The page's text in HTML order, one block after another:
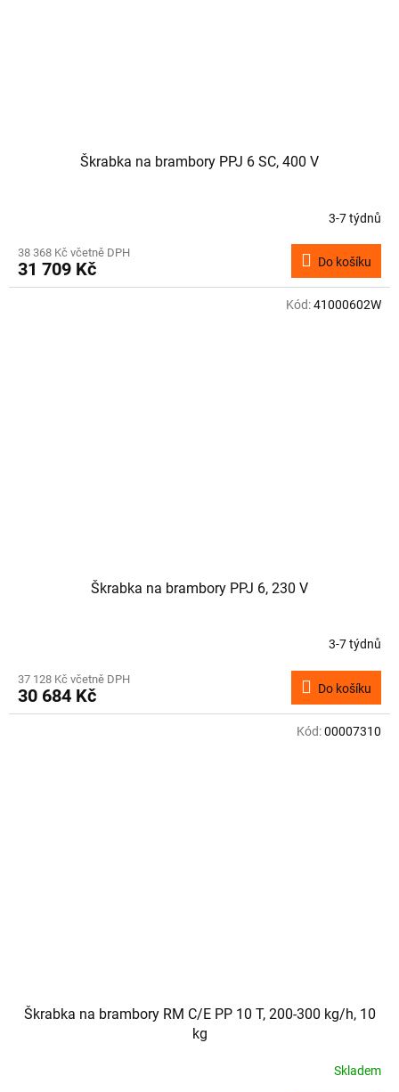
Škrabka na brambory PPJ 6 SC, 400 V
3-7 týdnů
38 368 Kč včetně DPH
31 709 Kč Do košíku
Škrabka na brambory PPJ 6, 230 V
3-7 týdnů
37 128 Kč včetně DPH
30 684 Kč Do košíku
Kód:41000602W
Škrabka na brambory RM C/E PP 10 T, 200-300 kg/h, 10
kg
Skladem
Kód:00007310